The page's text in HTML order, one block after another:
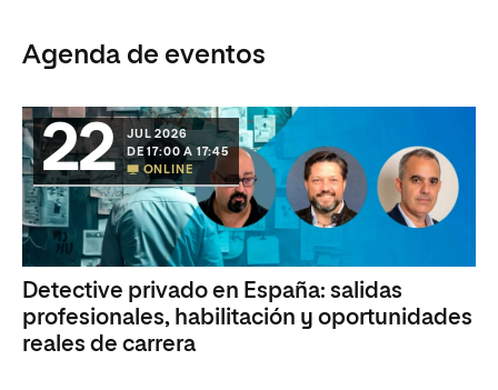
Agenda de eventos
22
JUL 2026
DE 17:00 A 17:45
ONLINE
Detective privado en España: salidas
profesionales, habilitación y oportunidades
reales de carrera